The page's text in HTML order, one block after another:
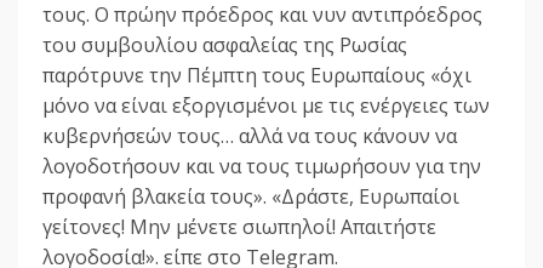
τους. Ο πρώην πρόεδρος και νυν αντιπρόεδρος
του συμβουλίου ασφαλείας της Ρωσίας
παρότρυνε την Πέμπτη τους Ευρωπαίους «όχι
μόνο να είναι εξοργισμένοι με τις ενέργειες των
κυβερνήσεών τους… αλλά να τους κάνουν να
λογοδοτήσουν και να τους τιμωρήσουν για την
προφανή βλακεία τους». «Δράστε, Ευρωπαίοι
γείτονες! Μην μένετε σιωπηλοί! Απαιτήστε
λογοδοσία!». είπε στο Telegram.